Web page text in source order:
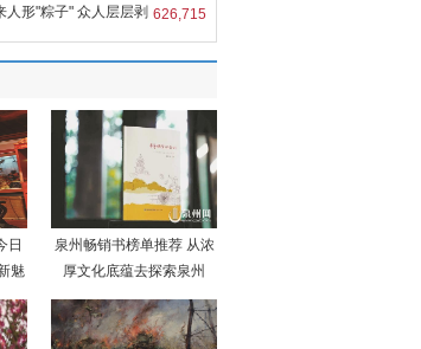
626,715
人形"粽子" 众人层层剥
日
魅
泉州畅销书榜单推荐 从浓
厚文化底蕴去探索泉州